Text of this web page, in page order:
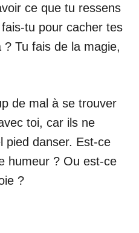
ce que tu ressens
tu pour cacher tes
Tu fais de la magie,
de mal à se trouver
toi, car ils ne
pied danser. Est-ce
humeur ? Ou est-ce
?